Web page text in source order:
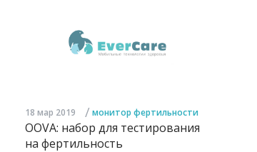
18 мар 2019 / монитор фертильности
OOVA: набор для тестирования
на фертильность